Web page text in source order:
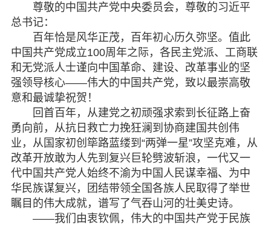
尊敬的中国共产党中央委员会，尊敬的习近平
总书记：
百年恰是风华正茂，百年初心历久弥坚。值此
中国共产党成立100周年之际，各民主党派、工商联
和无党派人士谨向中国革命、建设、改革事业的坚
强领导核心——伟大的中国共产党，致以最崇高敬
意和最诚挚祝贺！
回首百年，从建党之初顽强求索到长征路上奋
勇向前，从抗日救亡力挽狂澜到协商建国共创伟
业，从国家初创筚路蓝缕到“两弹一星”攻坚克难，从
改革开放敢为人先到复兴巨轮劈波斩浪，一代又一
代中国共产党人始终不渝为中国人民谋幸福、为中
华民族谋复兴，团结带领全国各族人民取得了举世
瞩目的伟大成就，谱写了气吞山河的壮美史诗。
——我们由衷钦佩，伟大的中国共产党于民族